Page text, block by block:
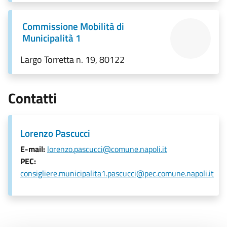
Commissione Mobilità di
Municipalità 1
Largo Torretta n. 19, 80122
Contatti
Lorenzo Pascucci
E-mail: lorenzo.pascucci@comune.napoli.it
PEC:
consigliere.municipalita1.pascucci@pec.comune.napoli.it